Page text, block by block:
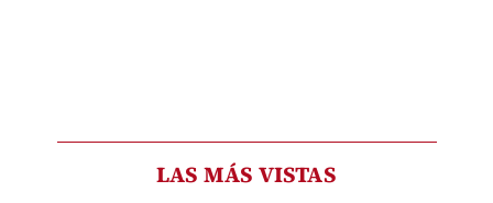
LAS MÁS VISTAS